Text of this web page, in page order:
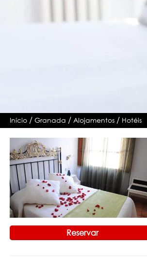
Início /Granada /Alojamentos / Hotéis
Reservar